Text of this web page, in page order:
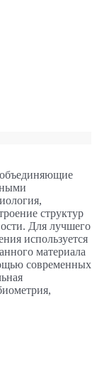
структур
Для лучшего
используется
материала
современных